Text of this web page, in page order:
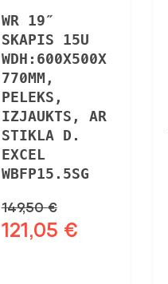
WR 19″
SKAPIS 15U
WDH:600X500X
770MM,
PELEKS,
IZJAUKTS, AR
STIKLA D.
EXCEL
WBFP15.5SG
149,50€
Sākotnējā
121,05 €Pašreizējā